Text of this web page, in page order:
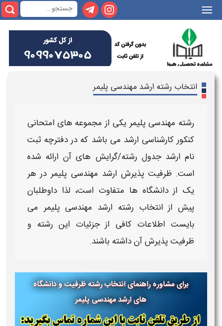
|||
انتخاب رشته ارشد مهندسی پلیمر
رشته مهندسی پلیمر یکی از مجموعه های امتحانی
کنکور کارشناسی ارشد می باشد که در دفترچه ثبت
نامارشدجدول رشته/گرایش های آن ارائه شده
است. ظرفیت پذیرش ارشد مهندسی پلیمر در هر
یک از دانشگاه ها متفاوت است، لذا داوطلبان
پیش ازانتخاب رشته ارشد مهندسی پلیمر می
بایست اطلاعات کافی از جزئیات این رشته و
ظرفیت پذیرشآن داشته باشند.
برای مشاوره راهنمای انتخاب رشته ظرفیت و دانشگاه
های ارشد مهندسی پلیمر